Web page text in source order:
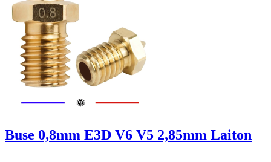
Buse 0,8mm E3D V6 V5 2,85mm Laiton